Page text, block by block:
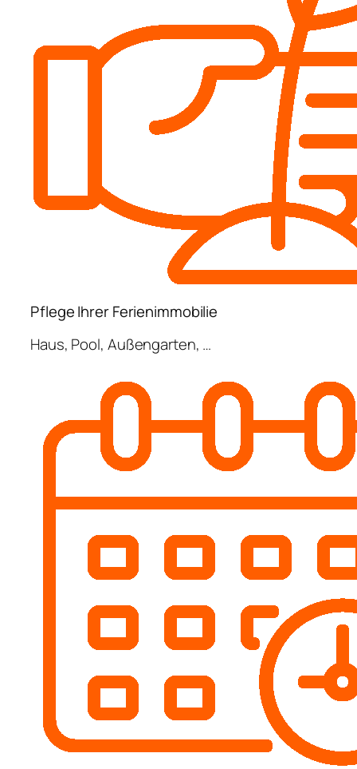
Pflege Ihrer Ferienimmobilie
Haus, Pool, Außengarten, …